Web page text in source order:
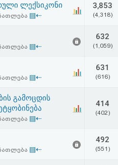
ლექსიკონი
▤⇠
3,853
(4,318)
▤⇠
632
(1,059)
▤⇠
631
(616)
გამოცდის
▤⇠
414
(402)
▤⇠
492
(551)